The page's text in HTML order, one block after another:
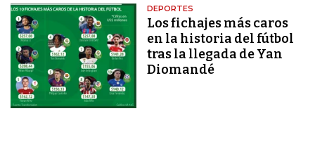
DEPORTES
Los fichajes más caros
en la historia del fútbol
tras la llegada de Yan
Diomandé